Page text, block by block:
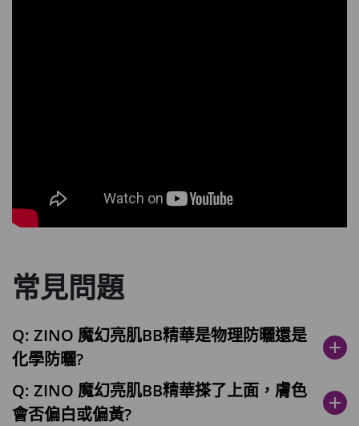
常見問題
Q: ZINO 魔幻亮肌BB精華是物理防曬還是
化學防曬?
add
Q: ZINO 魔幻亮肌BB精華搽了上面，膚色
會否偏白或偏黃?
add